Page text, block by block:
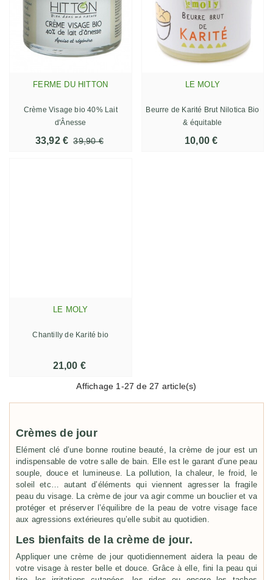
FERME DU HITTON
Crème Visage bio 40% Lait
d'Ânesse
33,92 € 39,90 €
LE MOLY
Beurre de Karité Brut Nilotica Bio
& équitable
10,00 €
LE MOLY
Chantilly de Karité bio
21,00 €
Affichage 1 -27 de 27 article(s)
Crèmes de jour
Elément clé d’une bonne routine beauté, la crème de jour est un
indispensable de votre salle de bain. Elle est le garant d’une peau
souple, douce et lumineuse. La pollution, la chaleur, le froid, le
soleil etc… autant d’éléments qui viennent agresser la fragile
peau du visage. La crème de jour va agir comme un bouclier et va
protéger et préserver l’équilibre de la peau de votre visage face
aux agressions extérieures qu’elle subit au quotidien.
Les bienfaits de la crème de jour.
Appliquer une crème de jour quotidiennement aidera la peau de
votre visage à rester belle et douce. Grâce à elle, fini la peau qui